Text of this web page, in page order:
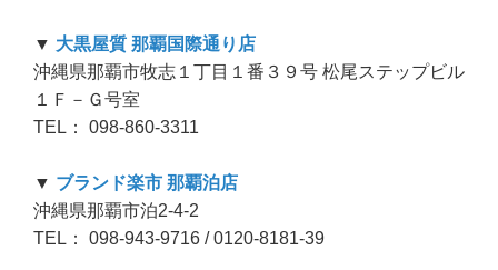
▼ 大黒屋質 那覇国際通り店
沖縄県那覇市牧志１丁目１番３９号 松尾ステップビル
１Ｆ－Ｇ号室
TEL： 098-860-3311
▼ ブランド楽市 那覇泊店
沖縄県那覇市泊2-4-2
TEL： 098-943-9716 / 0120-8181-39